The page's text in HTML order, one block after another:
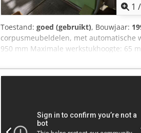
1 /
Toestand: goed (gebruikt), Bouwjaar:
corpusmeubeldelen, met automatische
950 mm Maximale werkstukhoogte: 65
1 freesmotor, 6,8 kW Doorrijhoogte
mm 2 gereedschapswisselaars: 3-
verticale boorspindels: 10 Djdpey
Vacuümpomp 100 cbm/h Besturing: